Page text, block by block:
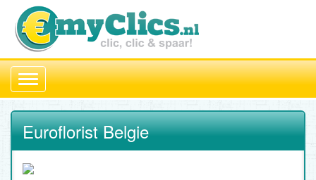
Toggle
navigation
Euroflorist Belgie